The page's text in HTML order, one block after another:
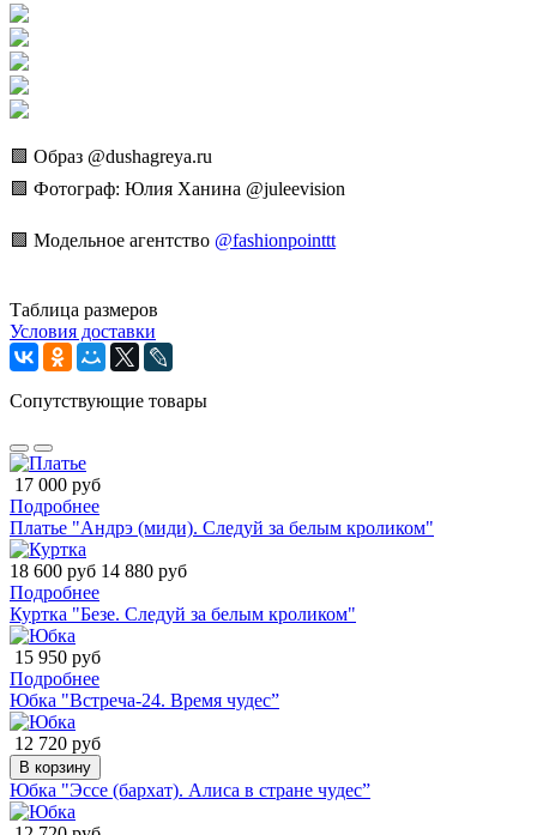
🟩 Образ @dushagreya.ru
🟩 Фотограф: Юлия Ханина @juleevision
🟩 Модельное агентство @fashionpointtt
Таблица размеров
Условия доставки
Сопутствующие товары
17 000 руб
Подробнее
Платье "Андрэ (миди). Следуй за белым кроликом"
18 600 руб 14 880 руб
Подробнее
Куртка "Безе. Следуй за белым кроликом"
15 950 руб
Подробнее
Юбка "Встреча-24. Время чудес”
12 720 руб
В корзину
Юбка "Эссе (бархат). Алиса в стране чудес”